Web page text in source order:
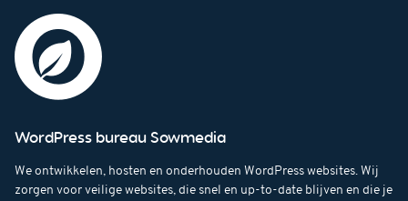
WordPress bureau Sowmedia
We ontwikkelen, hosten en onderhouden WordPress websites. Wij
zorgen voor veilige websites, die snel en up-to-date blijven en die je